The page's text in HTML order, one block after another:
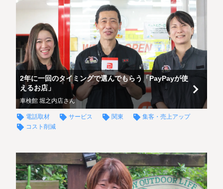
2年に一回のタイミングで選んでもらう「PayPayが使
えるお店」
車検館 堀之内店さん
電話取材 サービス 関東
集客・売上アップ
コスト削減